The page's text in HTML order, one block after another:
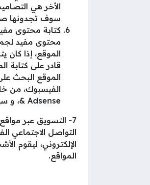
الأخر هي
سوف تجدونها
كتابة محتوى
محتوى مفيد
الموقع، إذا
قادر على كتابة
& Adsense، و سيو بس.
7- التسويق عبر
التواصل الاجتماعي
الإلكتروني، ليقوم
المواقع.